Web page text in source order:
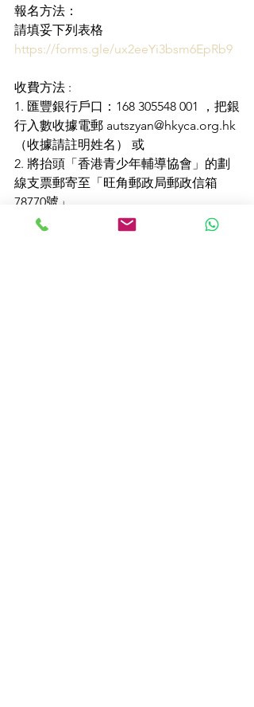
報名方法：
請填妥下列表格
https://forms.gle/ux2eeYi3bsm6EpRb9
收費方法 :
1. 匯豐銀行戶口：168 305548 001 ，把銀
行入數收據電郵 autszyan@hkyca.org.hk
（收據請註明姓名） 或
2. 將抬頭「香港青少年輔導協會」的劃
線支票郵寄至「旺角郵政局郵政信箱
78770號」
3. PPS 繳費方法：商戶編號：6342；活